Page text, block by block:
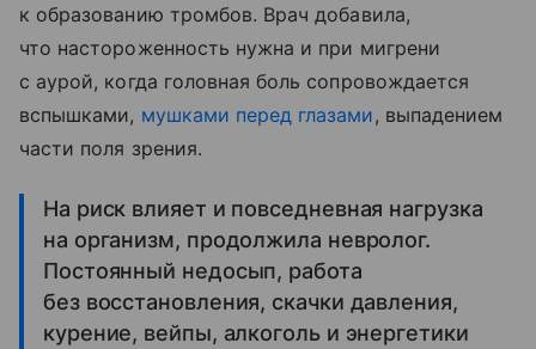
к образованию тромбов. Врач добавила,
что настороженность нужна и при мигрени
с аурой, когда головная боль сопровождается
вспышками, мушками перед глазами , выпадением
части поля зрения.
На риск влияет и повседневная нагрузка
на организм, продолжила невролог.
Постоянный недосып, работа
без восстановления, скачки давления,
курение, вейпы, алкоголь и энергетики